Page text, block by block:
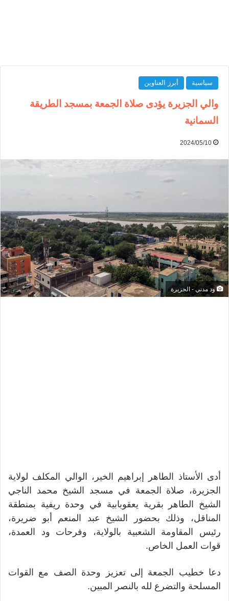
سياسية أبرز العناوين
والي الجزيرة يؤدى صلاة الجمعة بمسجد الطريقة
السمانية
2024/05/10
ود مدني - الجزيرة
أدى الأستاذ الطاهر إبراهيم الخير، الوالي المكلف لولاية
الجزيرة، صلاة الجمعة في مسجد الشيخ محمد الناجي
الشيخ الطاهر بقرية يعقوبابية في وحدة ريفية بمنطقة
المناقل، وذلك بحضور الشيخ عبد المنعم أبو ضريرة،
رئيس المقاومة الشعبية بالولاية، وفرحات ود العمدة،
قوات العمل الخاص.
دعا خطيب الجمعة إلى تعزيز وحدة الصف مع القوات
المسلحة والتضرع لله بالنصر المبين.